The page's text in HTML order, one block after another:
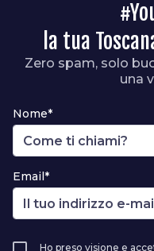
la tua
Zero spam, solo
una
Nome*
Email*
Ho preso visione e